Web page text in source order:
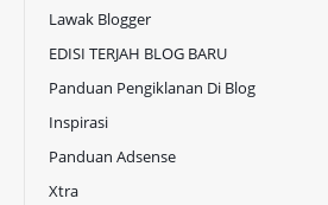
Lawak Blogger
EDISI TERJAH BLOG BARU
Panduan Pengiklanan Di Blog
Inspirasi
Panduan Adsense
Xtra